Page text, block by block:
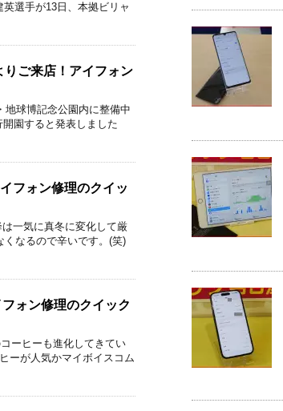
選手が13日、本拠ビリャ
ご来店！アイフォン
地球博記念公園内に整備中
園すると発表しました
フォン修理のクイッ
一気に真冬に変化して厳
なるので辛いです。(笑)
ォン修理のクイック
ーヒーも進化してきてい
ーが人気かマイボイスコム